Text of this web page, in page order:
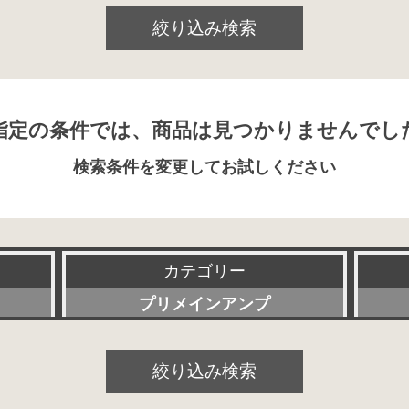
絞り込み検索
定の条件では、商品は見つかりませんでし
検索条件を変更してお試しください
カテゴリー
プリメインアンプ
プリアンプ
絞り込み検索